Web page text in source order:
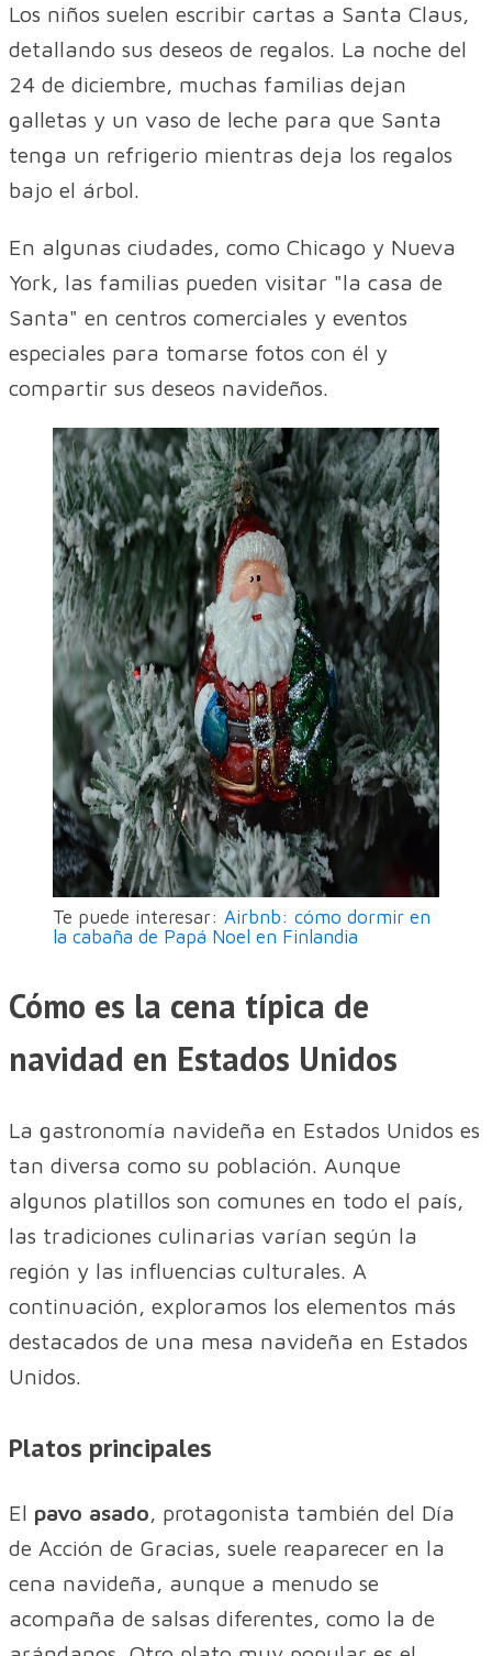
Los niños suelen escribir cartas a Santa Claus,
detallando sus deseos de regalos. La noche del
24 de diciembre, muchas familias dejan
galletas y un vaso de leche para que Santa
tenga un refrigerio mientras deja los regalos
bajo el árbol.
En algunas ciudades, como Chicago y Nueva
York, las familias pueden visitar "la casa de
Santa" en centros comerciales y eventos
especiales para tomarse fotos con él y
compartir sus deseos navideños.
Te puede interesar: Airbnb: cómo dormir en
la cabaña de Papá Noel en Finlandia
Cómo es la cena típica de
navidad en Estados Unidos
La gastronomía navideña en Estados Unidos es
tan diversa como su población. Aunque
algunos platillos son comunes en todo el país,
las tradiciones culinarias varían según la
región y las influencias culturales. A
continuación, exploramos los elementos más
destacados de una mesa navideña en Estados
Unidos.
Platos principales
El pavo asado, protagonista también del Día
de Acción de Gracias, suele reaparecer en la
cena navideña, aunque a menudo se
acompaña de salsas diferentes, como la de